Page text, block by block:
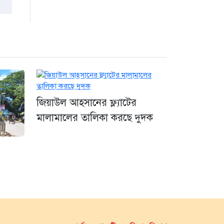
জিয়াউল আহসানের ফ্ল্যাটের
মালামালের তালিকা করছে দুদক